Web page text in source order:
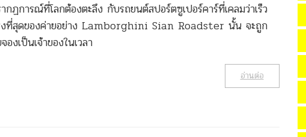
กฏการณ์ที่โลกต้องตะลึง กับรถยนต์สปอร์ตซูเปอร์คาร์ที่เคลมว่าเร็ว
ที่สุดของค่ายอย่าง Lamborghini Sian Roadster นั้น จะถูก
องเป็นเจ้าของในเวลา
อ่านต่อ